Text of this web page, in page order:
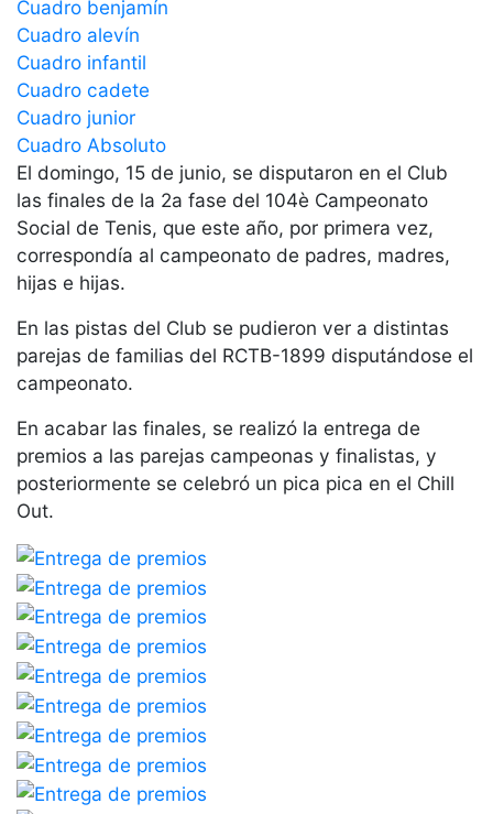
Servicios
Instalaciones
Preguntas
Frecuentes
(FAQs)
Trabaja con
nosotros
Área deportiva
Tenis
tenis
Next Gen
Palmarés
equipos
Leyendas
Jugadores
Campeonato
Social de Tenis
Cuadros de
Juego
Cuadro de
Honor
Histórico del
Campeonato
Social
Cuadro benjamín
Cuadro alevín
Cuadro infantil
Cuadro cadete
Cuadro junior
Cuadro Absoluto
El domingo, 15 de junio, se disputaron en el Club
las finales de la 2a fase del 104è Campeonato
Social de Tenis, que este año, por primera vez,
correspondía al campeonato de padres, madres,
hijas e hijas.
En las pistas del Club se pudieron ver a distintas
parejas de familias del RCTB-1899 disputándose el
campeonato.
En acabar las finales, se realizó la entrega de
premios a las parejas campeonas y finalistas, y
posteriormente se celebró un pica pica en el Chill
Out.